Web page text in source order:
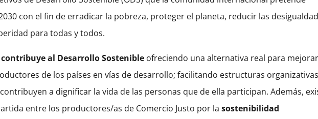
con el fin de erradicar la pobreza, proteger el planeta, reducir las
para todas y todos.
contribuye al Desarrollo Sostenible ofreciendo una alternativa real para
de los países en vías de desarrollo; facilitando estructuras organizativas
a dignificar la vida de las personas que de ella participan. Además,
entre los productores/as de Comercio Justo por lasostenibilidad